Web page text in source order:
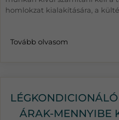
homlokzat kialakítására, a
Tovább olvasom
ÁRAK-MENNYIBE